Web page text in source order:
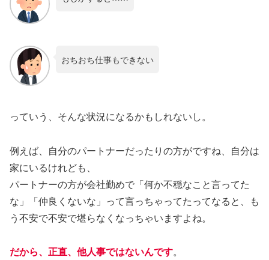
おちおち仕事もできない
っていう、そんな状況になるかもしれないし。
例えば、自分のパートナーだったりの方がですね、自分は
家にいるけれども、
パートナーの方が会社勤めで「何か不穏なこと言ってた
な」「仲良くないな」って言っちゃってたってなると、も
う不安で不安で堪らなくなっちゃいますよね。
だから、正直、他人事ではないんです。